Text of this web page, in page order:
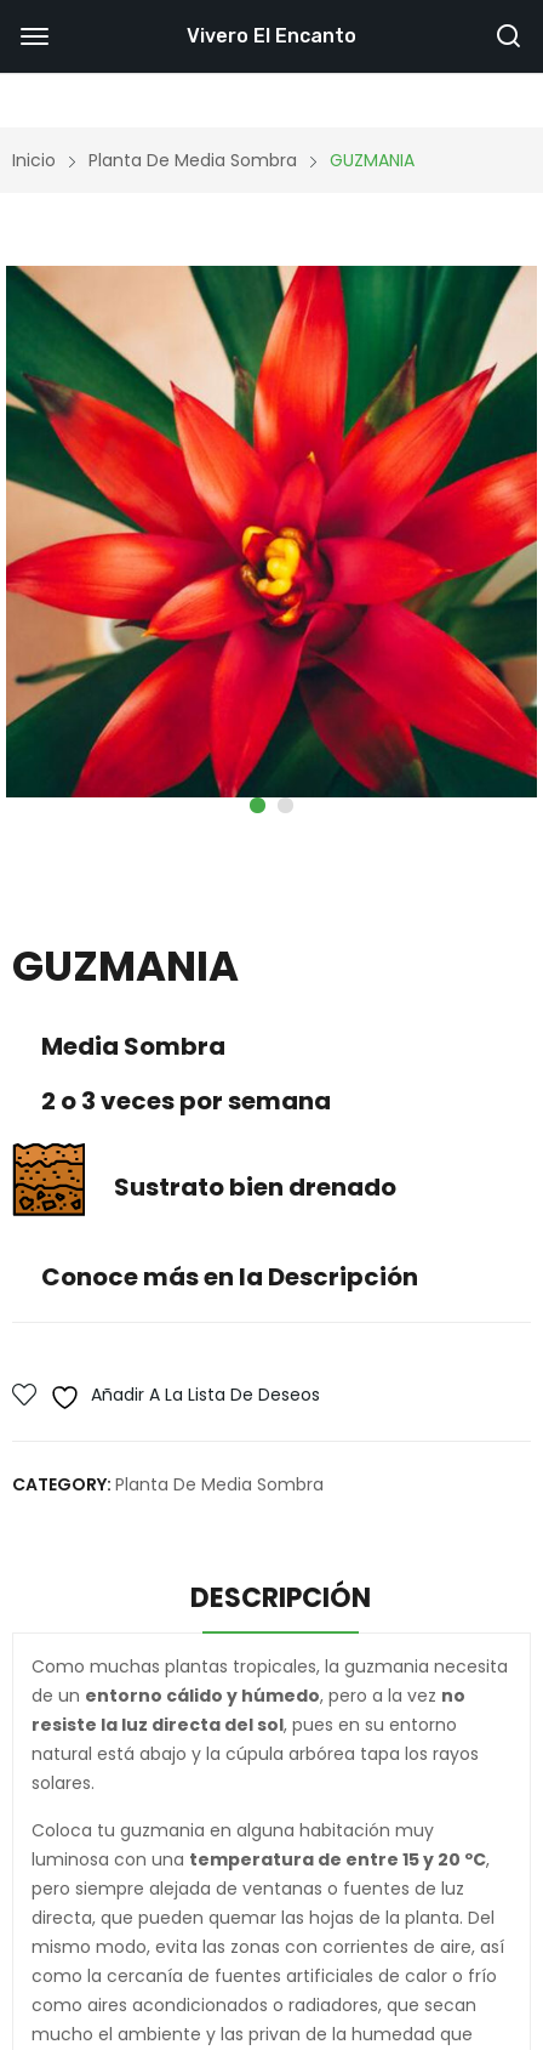
Inicio Planta De Media Sombra GUZMANIA
GUZMANIA
Media Sombra
2 o 3 veces por semana
Sustrato bien drenado
Conoce más en la Descripción
Añadir A La Lista De Deseos
CATEGORY: Planta De Media Sombra
DESCRIPCIÓN
Como muchas plantas tropicales, la guzmania necesita
de un entorno cálido y húmedo, pero a la vez no
resiste la luz directa del sol, pues en su entorno
natural está abajo y la cúpula arbórea tapa los rayos
solares.
Coloca tu guzmania en alguna habitación muy
luminosa con una temperatura de entre 15 y 20 ºC,
pero siempre alejada de ventanas o fuentes de luz
directa, que pueden quemar las hojas de la planta. Del
mismo modo, evita las zonas con corrientes de aire, así
como la cercanía de fuentes artificiales de calor o frío
como aires acondicionados o radiadores, que secan
mucho el ambiente y las privan de la humedad que
Vivero El Encanto